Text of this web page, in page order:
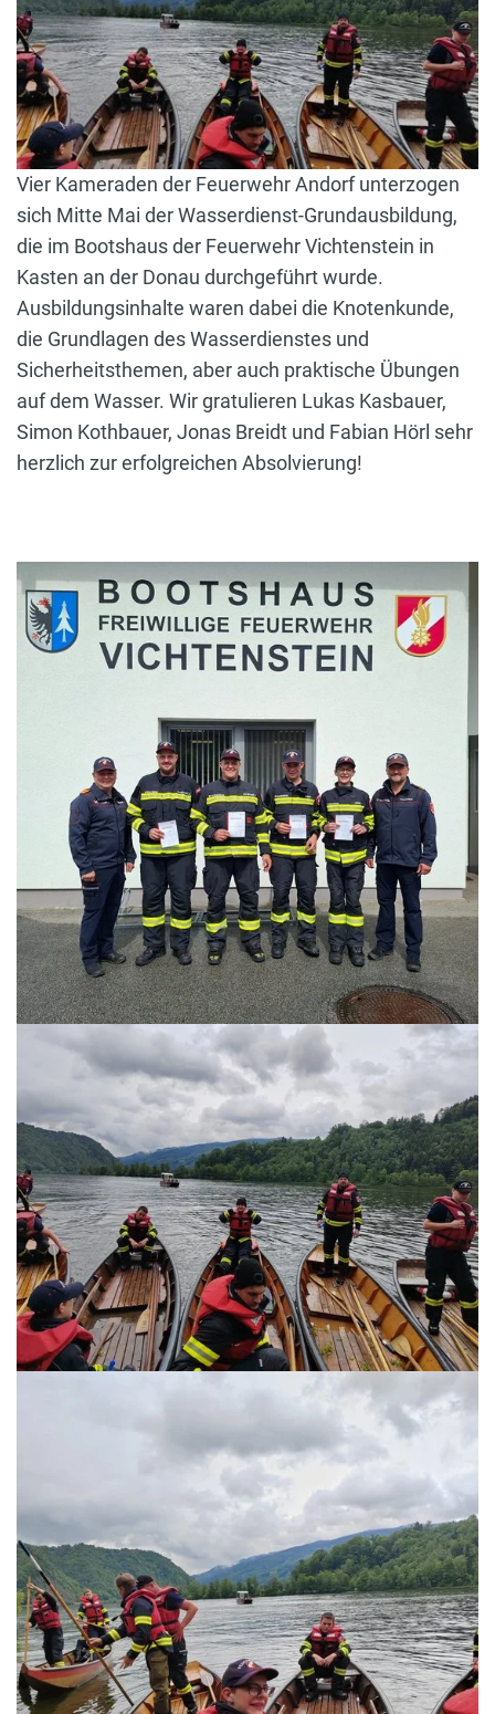
Vier Kameraden der Feuerwehr Andorf unterzogen
sich Mitte Mai der Wasserdienst-Grundausbildung,
die im Bootshaus der Feuerwehr Vichtenstein in
Kasten an der Donau durchgeführt wurde.
Ausbildungsinhalte waren dabei die Knotenkunde,
die Grundlagen des Wasserdienstes und
Sicherheitsthemen, aber auch praktische Übungen
auf dem Wasser. Wir gratulieren Lukas Kasbauer,
Simon Kothbauer, Jonas Breidt und Fabian Hörl sehr
herzlich zur erfolgreichen Absolvierung!